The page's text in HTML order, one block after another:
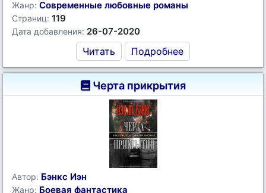
Жанр: Современные любовные романы
Страниц: 119
Дата добавления: 26-07-2020
Читать Подробнее
Черта прикрытия
Автор: Бэнкс Иэн
Жанр: Боевая фантастика